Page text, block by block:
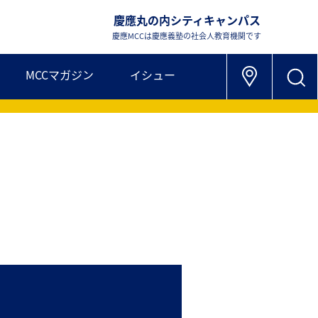
慶應丸の内シティキャンパス
慶應MCCは慶應義塾の社会人教育機関です
MCCマガジン イシュー